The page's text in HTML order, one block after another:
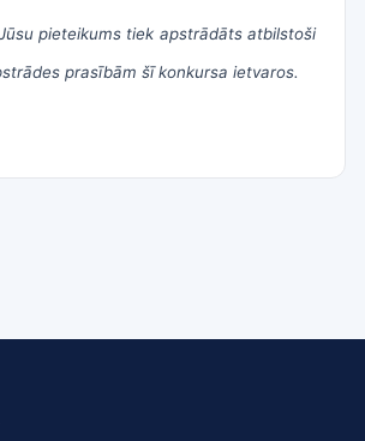
pieteikums tiek apstrādāts atbilstoši
prasībām šī konkursa ietvaros.